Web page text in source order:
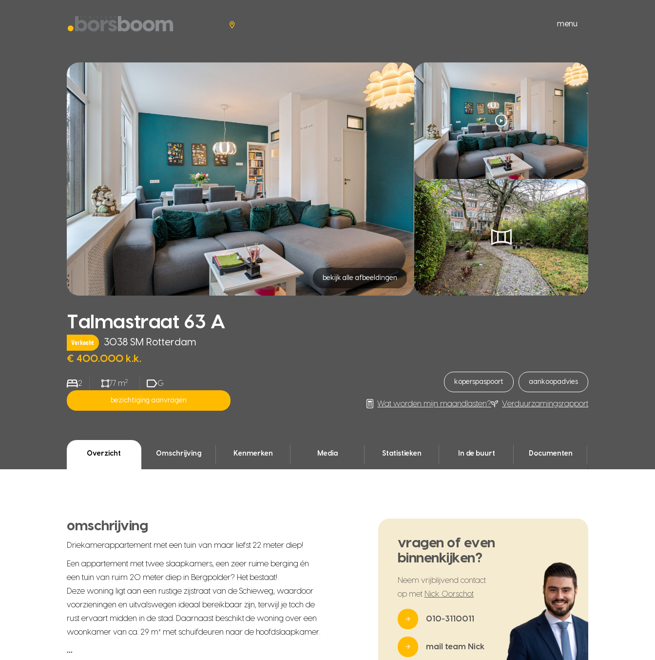
menu
bekijk alle afbeeldingen
Talmastraat 63 A
Verkocht
3038 SM Rotterdam
€ 400.000 k.k.
2 77 m2 G
bezichtiging aanvragen
koperspaspoort aankoopadvies
Wat worden mijn maandlasten? Verduurzamingsrapport
Overzicht Omschrijving Kenmerken Media Statistieken In de buurt Documenten
omschrijving
Driekamerappartement met een tuin van maar liefst 22 meter diep!
Een appartement met twee slaapkamers, een zeer ruime berging én
een tuin van ruim 20 meter diep in Bergpolder? Het bestaat!
Deze woning ligt aan een rustige zijstraat van de Schieweg, waardoor
voorzieningen en uitvalswegen ideaal bereikbaar zijn, terwijl je toch de
rust ervaart midden in de stad. Daarnaast beschikt de woning over een
woonkamer van ca. 29 m² met schuifdeuren naar de hoofdslaapkamer.
…
vragen of even
binnenkijken?
Neem vrijblijvend contact
op met Nick Oorschot
010-3110011
mail team Nick